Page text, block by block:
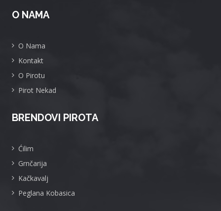
O NAMA
O Nama
Kontakt
O Pirotu
Pirot Nekad
BRENDOVI PIROTA
Ćilim
Grnčarija
Kačkavalj
Peglana Kobasica